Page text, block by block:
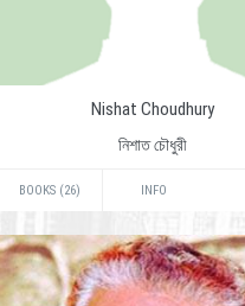
Nishat Choudhury
নিশাত চৌধুরী
BOOKS (26) INFO